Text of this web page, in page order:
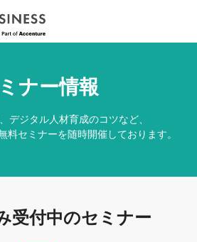
ナー情報
デジタル人材育成のコツなど、
料セミナーを随時開催しております。
受付中のセミナー